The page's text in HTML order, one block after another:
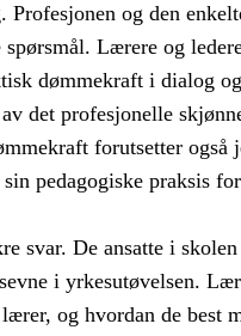
Profesjonen og den
Lærere og
dømmekraft i dialog og
det profesjonelle
forutsetter også
pedagogiske praksis
svar. De ansatte i
i yrkesutøvelsen.
og hvordan de best